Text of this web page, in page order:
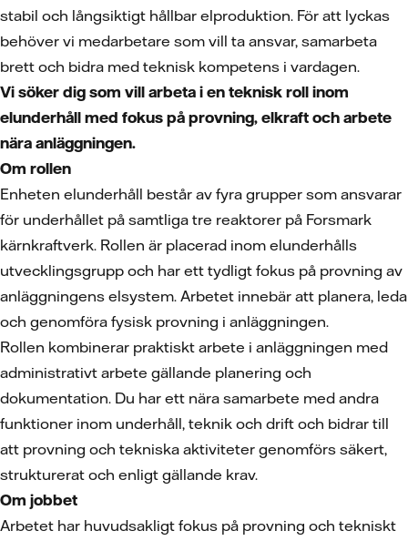
stabil och långsiktigt hållbar elproduktion. För att lyckas
behöver vi medarbetare som vill ta ansvar, samarbeta
brett och bidra med teknisk kompetens i vardagen.
Vi söker dig som vill arbeta i en teknisk roll inom
elunderhåll med fokus på provning, elkraft och arbete
nära anläggningen.
Om rollen
Enheten elunderhåll består av fyra grupper som ansvarar
för underhållet på samtliga tre reaktorer på Forsmark
kärnkraftverk. Rollen är placerad inom elunderhålls
utvecklingsgrupp och har ett tydligt fokus på provning av
anläggningens elsystem. Arbetet innebär att planera, leda
och genomföra fysisk provning i anläggningen.
Rollen kombinerar praktiskt arbete i anläggningen med
administrativt arbete gällande planering och
dokumentation. Du har ett nära samarbete med andra
funktioner inom underhåll, teknik och drift och bidrar till
att provning och tekniska aktiviteter genomförs säkert,
strukturerat och enligt gällande krav.
Om jobbet
Arbetet har huvudsakligt fokus på provning och tekniskt